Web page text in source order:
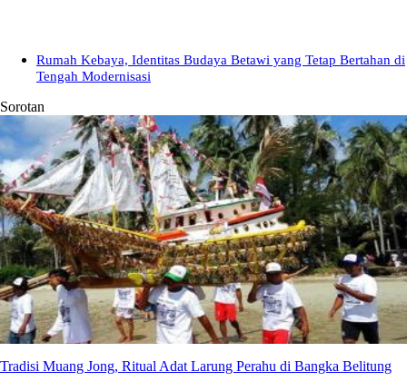
Rumah Kebaya, Identitas Budaya Betawi yang Tetap Bertahan di
Tengah Modernisasi
Sorotan
Tradisi Muang Jong, Ritual Adat Larung Perahu di Bangka Belitung